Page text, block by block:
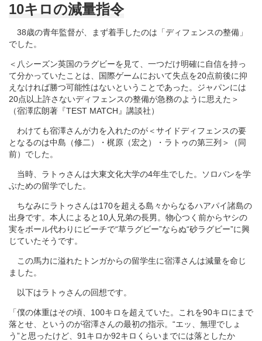
10キロの減量指令
38歳の青年監督が、まず着手したのは「ディフェンスの整備」
でした。
＜八シーズン英国のラグビーを見て、一つだけ明確に自信を持っ
て分かっていたことは、国際ゲームにおいて失点を20点前後に抑
えなければ勝つ可能性はないということであった。ジャパンには
20点以上許さないディフェンスの整備が急務のように思えた＞
（宿澤広朗著『TEST MATCH』講談社）
わけても宿澤さんが力を入れたのが＜サイドディフェンスの要
となるのは中島（修二）・梶原（宏之）・ラトゥの第三列＞（同
前）でした。
当時、ラトゥさんは大東文化大学の4年生でした。ソロバンを学
ぶための留学でした。
ちなみにラトゥさんは170を超える島々からなるハアパイ諸島の
出身です。本人によると10人兄弟の長男。物心つく前からヤシの
実をボール代わりにビーチで“草ラグビー”ならぬ“砂ラグビー”に興
じていたそうです。
この馬力に溢れたトンガからの留学生に宿澤さんは減量を命じ
ました。
以下はラトゥさんの回想です。
「僕の体重はその頃、100キロを超えていた。これを90キロにまで
落とせ、というのが宿澤さんの最初の指示。“エッ、無理でしょ
う”と思ったけど、91キロか92キロくらいまでには落としたか